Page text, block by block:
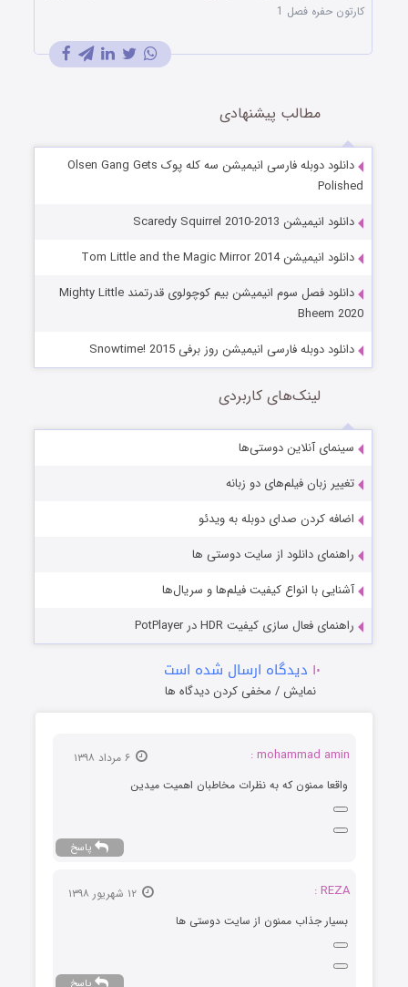
کارتون حفره فصل 1
مطالب پیشنهادی
دانلود دوبله فارسی انیمیشن سه کله پوک Olsen Gang Gets
Polished
دانلود انیمیشن Scaredy Squirrel 2010-2013
دانلود انیمیشن Tom Little and the Magic Mirror 2014
دانلود فصل سوم انیمیشن بیم کوچولوی قدرتمند Mighty Little
Bheem 2020
دانلود دوبله فارسی انیمیشن روز برفی Snowtime! 2015
لینک‌های کاربردی
سینمای آنلاین دوستی‌ها
تغییر زبان فیلم‌های دو زبانه
اضافه کردن صدای دوبله به ویدئو
راهنمای دانلود از سایت دوستی ها
آشنایی با انواع کیفیت فیلم‌ها و سریال‌ها
راهنمای فعال سازی کیفیت HDR در PotPlayer
۱۰ دیدگاه ارسال شده است
نمایش / مخفی کردن دیدگاه ها
mohammad amin :
واقعا ممنون که به نظرات مخاطبان اهمیت میدین
پاسخ
REZA :
۱۲ شهریور ۱۳۹۸
بسیار جذاب ممنون از سایت دوستی ها
پاسخ